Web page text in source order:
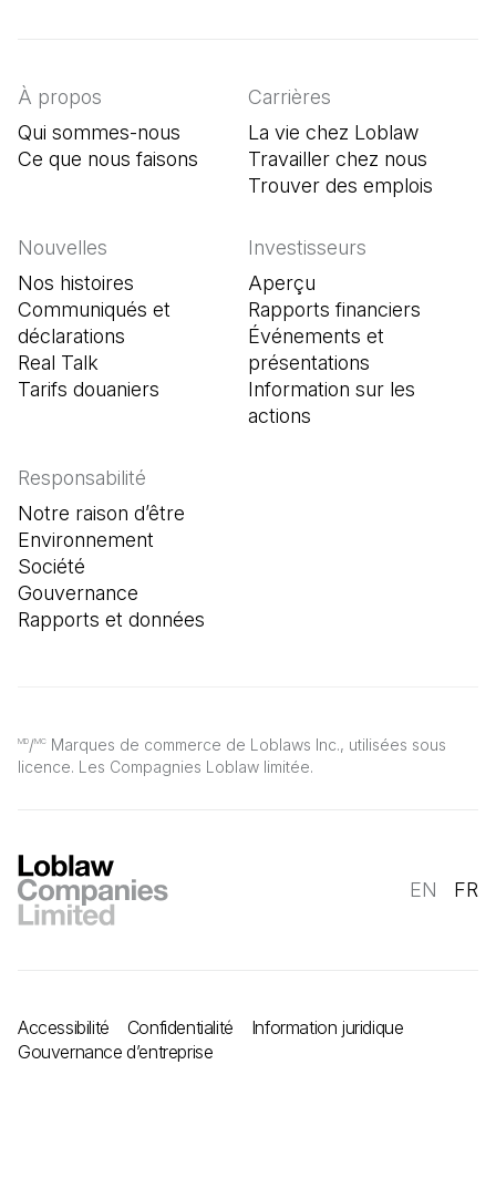
MD/MC Marques de commerce de Loblaws Inc., utilisées sous
licence. Les Compagnies Loblaw limitée.
À propos
Qui sommes-nous
Ce que nous faisons
Carrières
La vie chez Loblaw
Travailler chez nous
Trouver des emplois
Nouvelles
Nos histoires
Communiqués et
déclarations
Real Talk
Tarifs douaniers
Investisseurs
Aperçu
Rapports financiers
Événements et
présentations
Information sur les
actions
Responsabilité
Notre raison d’être
Environnement
Société
Gouvernance
Rapports et données
EN FR
Accessibilité Confidentialité
Information juridique
Gouvernance d’entreprise